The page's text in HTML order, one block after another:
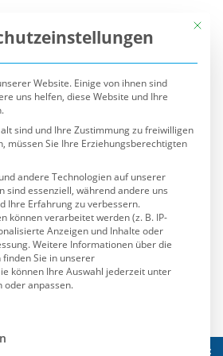
Mit
Website. Einige von ihnen sind
uns helfen, diese Website und Ihre
sind und Ihre Zustimmung zu freiwilligen
müssen Sie Ihre Erziehungsberechtigten
andere Technologien auf unserer
sind essenziell, während andere uns
Ihre Erfahrung zu verbessern.
können verarbeitet werden (z. B. IP-
Anzeigen und Inhalte oder
Weitere Informationen über die
Sie in unserer
können Ihre Auswahl jederzeit unter
oder anpassen.
Service-Gruppen, für die eine